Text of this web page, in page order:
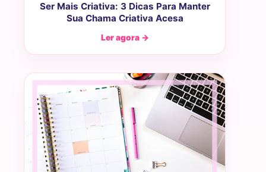
Ser Mais Criativa: 3 Dicas Para Manter
Sua Chama Criativa Acesa
Ler agora →